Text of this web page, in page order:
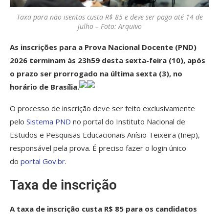
Taxa para não isentos custa R$ 85 e deve ser paga até 14 de
julho – Foto: Arquivo
As inscrições para a Prova Nacional Docente (PND)
2026 terminam às 23h59 desta sexta-feira (10), após
o prazo ser prorrogado na última sexta (3), no
horário de Brasília.
O processo de inscrição deve ser feito exclusivamente
pelo Sistema PND no portal do Instituto Nacional de
Estudos e Pesquisas Educacionais Anísio Teixeira (Inep),
responsável pela prova. É preciso fazer o login único
do portal Gov.br.
Taxa de inscrição
A taxa de inscrição custa R$ 85 para os candidatos